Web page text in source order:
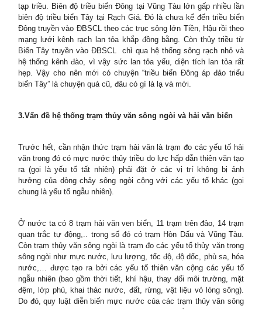
tạp triều. Biên độ triều biển Đông tại Vũng Tàu lớn gấp nhiều lần
biên độ triều biển Tây tại Rạch Giá. Đó là chưa kể đến triều biển
Đông truyền vào ĐBSCL theo các trục sông lớn Tiền, Hậu rồi theo
mạng lưới kênh rạch lan tỏa khắp đồng bằng. Còn thủy triều từ
Biển Tây truyền vào ĐBSCL chỉ qua hệ thống sông rạch nhỏ và
hệ thống kênh đào, vì vậy sức lan tỏa yếu, diện tích lan tỏa rất
hẹp. Vậy cho nên mới có chuyện “triều biển Đông áp đảo triểu
biển Tây” là chuyện quá cũ, đâu có gì là lạ và mới.
3.Vấn đề hệ thống trạm thủy văn sông ngòi và hải văn biển
Trước hết, cần nhận thức trạm hải văn là trạm đo các yếu tố hải
văn trong đó có mực nước thủy triều do lực hấp dẫn thiên văn tạo
ra (gọi là yếu tố tất nhiên) phải đặt ở các vị trí không bị ảnh
hưởng của dòng chảy sông ngòi cộng với các yếu tố khác (gọi
chung là yếu tố ngẫu nhiên).
Ở nước ta có 8 trạm hải văn ven biển, 11 trạm trên đảo, 14 trạm
quan trắc tự động,.. trong số đó có trạm Hòn Dấu và Vũng Tàu.
Còn trạm thủy văn sông ngòi là trạm đo các yếu tố thủy văn trong
sông ngòi như mực nước, lưu lượng, tốc độ, độ dốc, phù sa, hóa
nước,… được tạo ra bởi các yếu tố thiên văn cộng các yếu tố
ngẫu nhiên (bao gồm thời tiết, khí hậu, thay đổi môi trường, mặt
đệm, lớp phủ, khai thác nước, đất, rừng, vật liệu vỏ lòng sông).
Do đó, quy luật diễn biến mực nước của các trạm thủy văn sông